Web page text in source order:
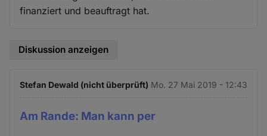
finanziert und beauftragt hat.
Diskussion anzeigen
Stefan Dewald (nicht überprüft) Mo. 27 Mai 2019 - 12:43
Am Rande: Man kann per